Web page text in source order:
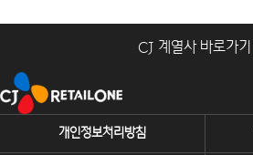
개인정보처리방침
CJ 계열사 바로가기